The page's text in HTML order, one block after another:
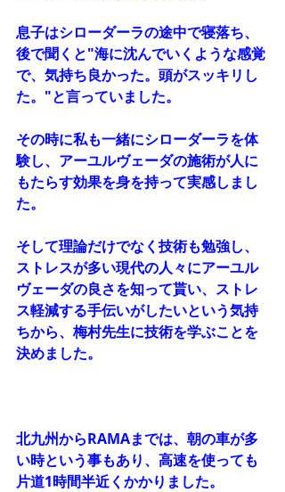
息子はシローダーラの途中で寝落ち、
後で聞くと"海に沈んでいくような感覚
で、気持ち良かった。頭がスッキリし
た。"と言っていました。
その時に私も一緒にシローダーラを体
験し、アーユルヴェーダの施術が人に
もたらす効果を身を持って実感しまし
た。
そして理論だけでなく技術も勉強し、
ストレスが多い現代の人々にアーユル
ヴェーダの良さを知って貰い、ストレ
ス軽減する手伝いがしたいという気持
ちから、梅村先生に技術を学ぶことを
決めました。
北九州からRAMAまでは、朝の車が多
い時という事もあり、高速を使っても
片道1時間半近くかかりました。